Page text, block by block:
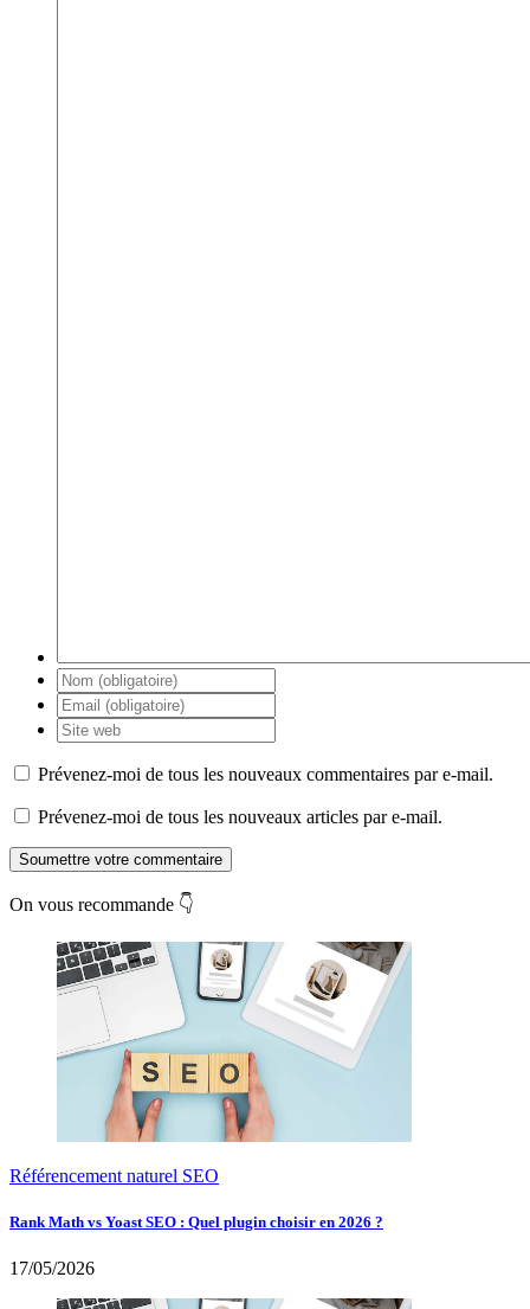
Prévenez-moi de tous les nouveaux commentaires par e-mail.
Prévenez-moi de tous les nouveaux articles par e-mail.
Soumettre votre commentaire
On vous recommande 👇
Référencement naturel SEO
Rank Math vs Yoast SEO : Quel plugin choisir en 2026 ?
17/05/2026